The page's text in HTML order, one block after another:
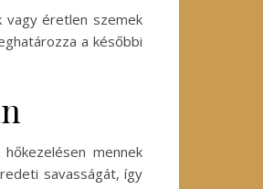
éretlen szemek
a későbbi
mennek
savasságát, így